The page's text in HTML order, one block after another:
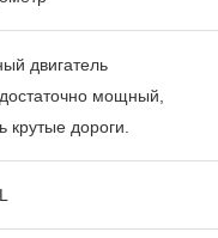
двигатель
мощный,
крутые дороги.